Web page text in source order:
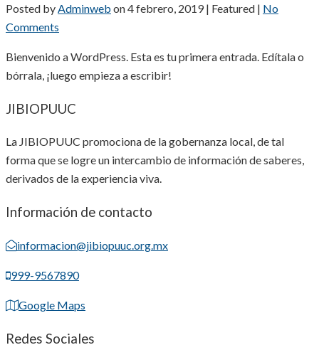
Posted byAdminweb on4 febrero, 2019 | Featured | No
Comments
Bienvenido a WordPress. Esta es tu primera entrada. Edítala o
bórrala, ¡luego empieza a escribir!
JIBIOPUUC
La JIBIOPUUC promociona de la gobernanza local, de tal
forma que se logre un intercambio de información de saberes,
derivados de la experiencia viva.
Información de contacto
informacion@jibiopuuc.org.mx
999-9567890
Google Maps
Redes Sociales